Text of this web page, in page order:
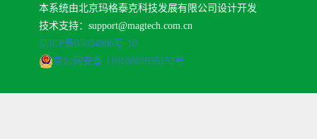
本系统由北京玛格泰克科技发展有限公司设计开发
技术支持：support@magtech.com.cn
京ICP备05034986号-10
京公网安备 11010802035152号